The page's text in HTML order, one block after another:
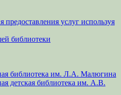
предоставления услуг используя
библиотеки
библиотека им. Л.А. Малюгина
детская библиотека им. А.В.